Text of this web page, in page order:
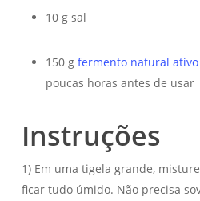
10 g sal
150 g fermento natural ativo
poucas horas antes de usar
Instruções
1) Em uma tigela grande,
ficar tudo úmido. Não precisa